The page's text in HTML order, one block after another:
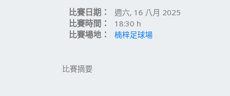
比賽日期： 週六, 16 八月 2025
比賽時間： 18:30 h
比賽場地： 楠梓足球場
比賽摘要